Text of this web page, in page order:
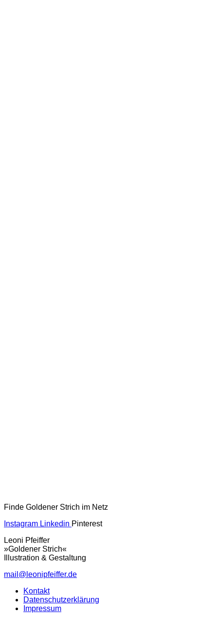
Finde Goldener Strich im Netz
Instagram Linkedin Pinterest
Leoni Pfeiffer
»Goldener Strich«
Illustration & Gestaltung
mail@leonipfeiffer.de
Kontakt
Datenschutzerklärung
Impressum